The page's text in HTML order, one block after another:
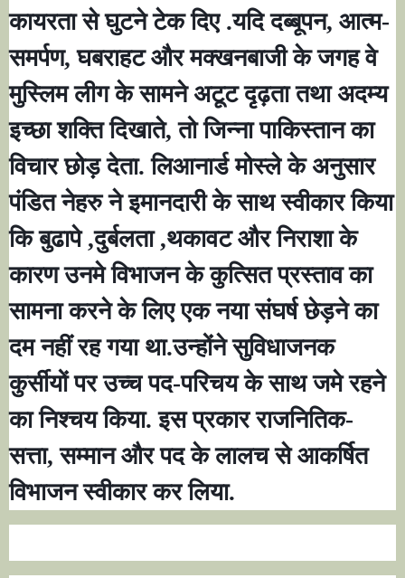
कायरता से घुटने टेक दिए .यदि दब्बूपन, आत्म-
समर्पण,घबराहट और मक्खनबाजी के जगह वे
मुस्लिम लीग के सामने अटूट दृढ़ता तथा अदम्य
इच्छा शक्ति दिखाते,तो जिन्ना पाकिस्तान का
विचार छोड़ देता. लिआनार्ड मोस्ले के अनुसार
पंडित नेहरु ने इमानदारी के साथ स्वीकार किया
कि बुढापे,दुर्बलता,थकावट और निराशा के
कारण उनमे विभाजन के कुत्सित प्रस्ताव का
सामना करने के लिए एक नया संघर्ष छेड़ने का
दम नहीं रह गया था.उन्होंने सुविधाजनक
कुर्सीयों पर उच्च पद-परिचय के साथ जमे रहने
का निश्चय किया. इस प्रकार राजनितिक-
सत्ता,सम्मान और पद के लालच से आकर्षित
विभाजन स्वीकार कर लिया.